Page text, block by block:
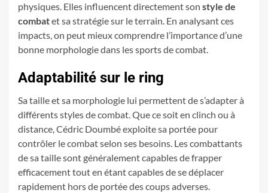
physiques. Elles influencent directement son style de
combatet sa stratégie sur le terrain. En analysant ces
impacts, on peut mieux comprendre l’importance d’une
bonne morphologie dans les sports de combat.
Adaptabilité sur le ring
Sa taille et sa morphologie lui permettent de s’adapter à
différents styles de combat. Que ce soit en clinch ou à
distance, Cédric Doumbé exploite sa portée pour
contrôler le combat selon ses besoins. Les combattants
de sa taille sont généralement capables de frapper
efficacement tout en étant capables de se déplacer
rapidement hors de portée des coups adverses.